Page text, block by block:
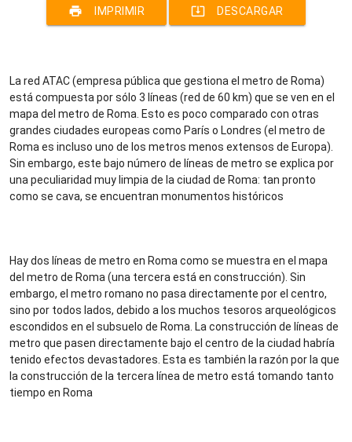
print IMPRIMIR system_update_alt DESCARGAR
La red ATAC (empresa pública que gestiona el metro de Roma)
está compuesta por sólo 3 líneas (red de 60 km) que se ven en el
mapa del metro de Roma. Esto es poco comparado con otras
grandes ciudades europeas como París o Londres (el metro de
Roma es incluso uno de los metros menos extensos de Europa).
Sin embargo, este bajo número de líneas de metro se explica por
una peculiaridad muy limpia de la ciudad de Roma: tan pronto
como se cava, se encuentran monumentos históricos
Hay dos líneas de metro en Roma como se muestra en el mapa
del metro de Roma (una tercera está en construcción). Sin
embargo, el metro romano no pasa directamente por el centro,
sino por todos lados, debido a los muchos tesoros arqueológicos
escondidos en el subsuelo de Roma. La construcción de líneas de
metro que pasen directamente bajo el centro de la ciudad habría
tenido efectos devastadores. Esta es también la razón por la que
la construcción de la tercera línea de metro está tomando tanto
tiempo en Roma